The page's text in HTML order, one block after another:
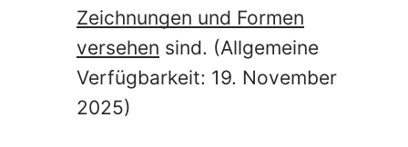
Zeichnungen und Formen
versehen sind. (Allgemeine
Verfügbarkeit: 19. November
2025)